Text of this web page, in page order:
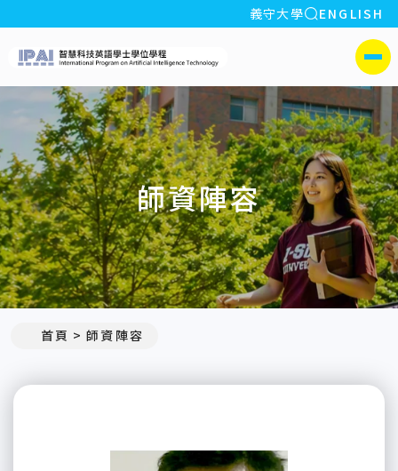
:::
義守大學 全站搜索
ENGLISH
義守大學智慧科技英語學
側選單
師資陣容
首頁 師資陣容